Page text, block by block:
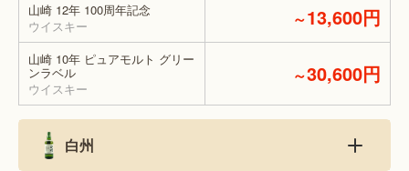
山崎 12年 100周年記念
ウイスキー
～13,600円
山崎 10年 ピュアモルト グリー
ンラベル
ウイスキー
～30,600円
白州